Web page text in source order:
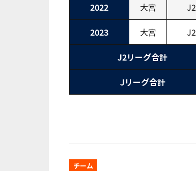
2022 大宮 J2
2023 大宮 J2
J2リーグ合計
Jリーグ合計
チーム